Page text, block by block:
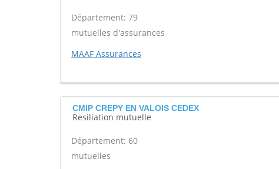
Département: 79
mutuelles d'assurances
MAAF Assurances
CMIP CREPY EN VALOIS CEDEX
Resiliation mutuelle
Département: 60
mutuelles